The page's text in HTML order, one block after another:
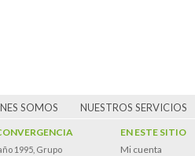
SOMOS NUESTROS SERVICIOS
1995, Grupo
EN ESTE SITIO
Mi cuenta